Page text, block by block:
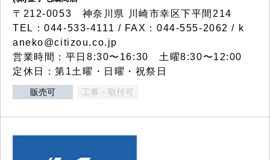
〒212-0053 神奈川県 川崎市幸区下平間214
TEL：044-533-4111 / FAX：044-555-2062 / k
aneko@citizou.co.jp
営業時間：平日8:30〜16:30 土曜8:30〜12:00
定休日：第1土曜・日曜・祝祭日
販売可 工事・取付可